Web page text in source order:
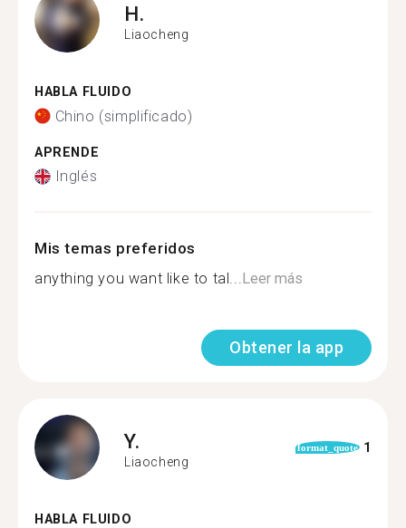
H.
Liaocheng
HABLA FLUIDO
Chino (simplificado)
APRENDE
Inglés
Mis temas preferidos
anything you want like to tal...Leer más
Obtener la app
Y.
Liaocheng
format_quote 1
HABLA FLUIDO